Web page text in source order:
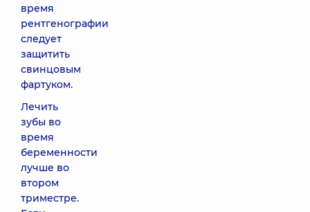
время
рентгенографии
следует
защитить
свинцовым
фартуком.
Лечить
зубы во
время
беременности
лучше во
втором
триместре.